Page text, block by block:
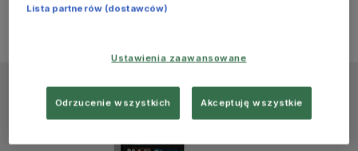
Lista partnerów (dostawców)
Ustawienia zaawansowane
Odrzucenie wszystkich Akceptuję wszystkie